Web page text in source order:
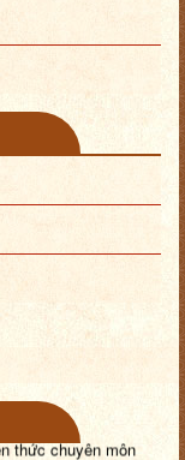
thức chuyên môn